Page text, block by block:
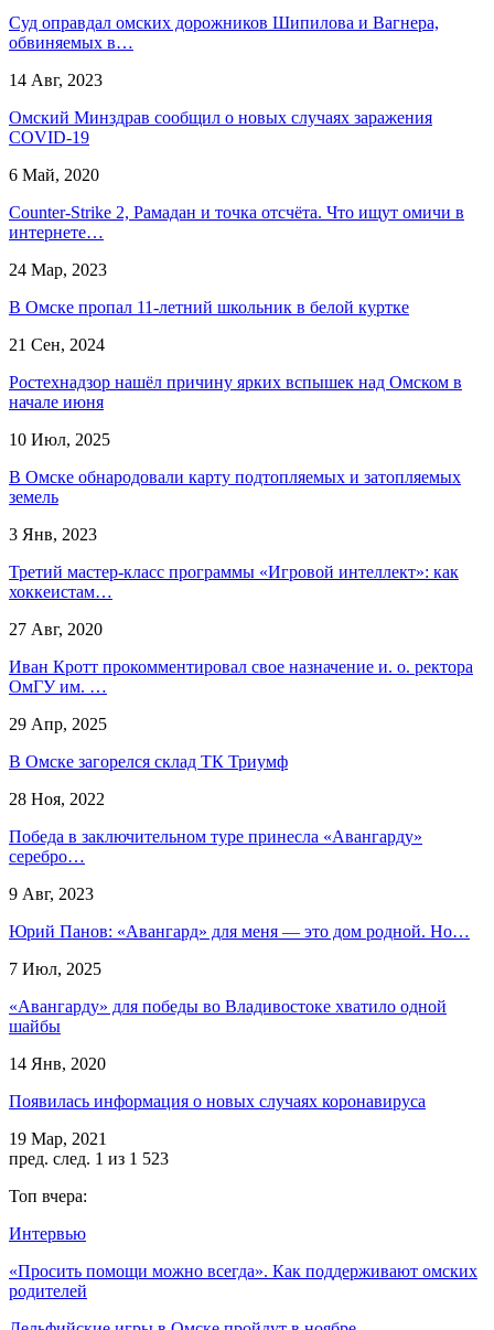
Суд оправдал омских дорожников Шипилова и Вагнера,
обвиняемых в…
14 Авг, 2023
Омский Минздрав сообщил о новых случаях заражения
COVID-19
6 Май, 2020
Counter-Strike 2, Рамадан и точка отсчёта. Что ищут омичи в
интернете…
24 Мар, 2023
В Омске пропал 11-летний школьник в белой куртке
21 Сен, 2024
Ростехнадзор нашёл причину ярких вспышек над Омском в
начале июня
10 Июл, 2025
В Омске обнародовали карту подтопляемых и затопляемых
земель
3 Янв, 2023
Третий мастер-класс программы «Игровой интеллект»: как
хоккеистам…
27 Авг, 2020
Иван Кротт прокомментировал свое назначение и. о. ректора
ОмГУ им. …
29 Апр, 2025
В Омске загорелся склад ТК Триумф
28 Ноя, 2022
Победа в заключительном туре принесла «Авангарду»
серебро…
9 Авг, 2023
Юрий Панов: «Авангард» для меня — это дом родной. Но…
7 Июл, 2025
«Авангарду» для победы во Владивостоке хватило одной
шайбы
14 Янв, 2020
Появилась информация о новых случаях коронавируса
19 Мар, 2021
пред. след. 1 из 1 523
Топ вчера:
Интервью
«Просить помощи можно всегда». Как поддерживают омских
родителей